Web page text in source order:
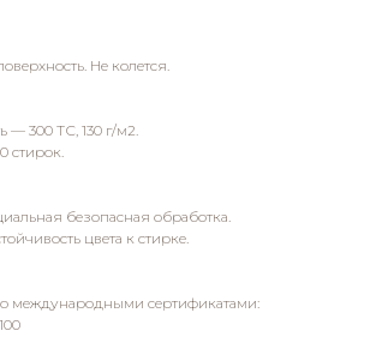
Не колется.
300 ТС, 130 г/м2.
стирок.
безопасная обработка.
цвета к стирке.
международными сертификатами: